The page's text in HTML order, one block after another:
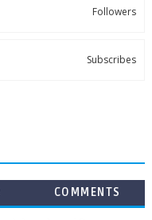
Followers
Subscribes
COMMENTS